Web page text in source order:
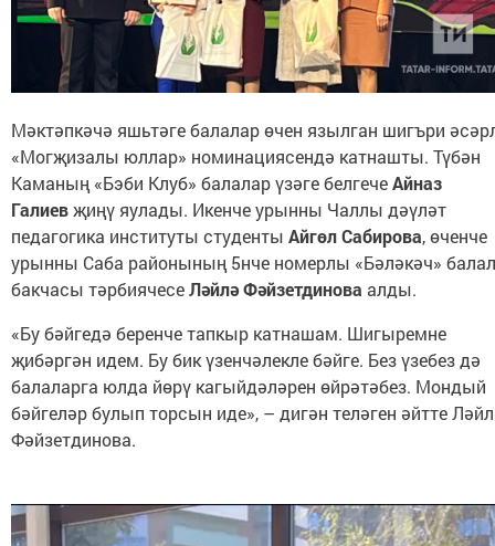
Мәктәпкәчә яшьтәге балалар өчен язылган шигъри
«Могҗизалы юллар» номинациясендә катнашты. Түбән
Каманың «Бэби Клуб» балалар үзәге белгечеАйназ
Галиевҗиңү яулады. Икенче урынны Чаллы дәүләт
педагогика институты студенты Айгөл Сабирова, өченче
урынны Саба районының 5нче номерлы «Бәләкәч»
бакчасы тәрбиячесеЛәйлә Фәйзетдинова алды.
«Бу бәйгедә беренче тапкыр катнашам. Шигыремне
җибәргән идем. Бу бик үзенчәлекле бәйге. Без үзебез дә
балаларга юлда йөрү кагыйдәләрен өйрәтәбез. Мондый
бәйгеләр булып торсын иде», – дигән теләген әйтте
Фәйзетдинова.